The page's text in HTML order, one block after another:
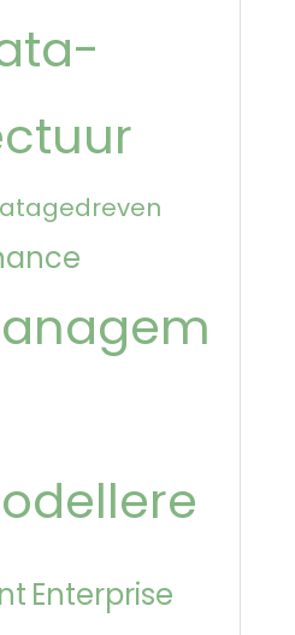
Enterprise